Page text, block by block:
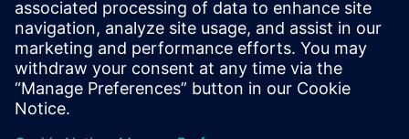
Corporate information
Privacy notice
Cookie notice